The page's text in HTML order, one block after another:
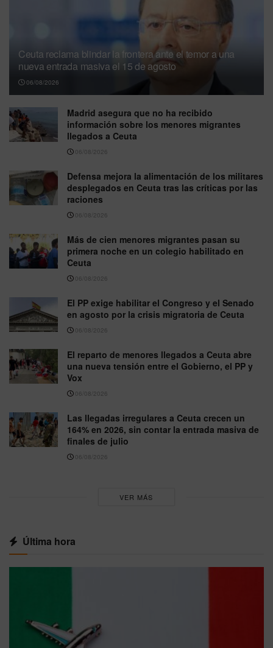
Ceuta reclama blindar la frontera ante el temor a una
nueva entrada masiva el 15 de agosto
06/08/2026
Madrid asegura que no ha recibido
información sobre los menores migrantes
llegados a Ceuta
06/08/2026
Defensa mejora la alimentación de los militares
desplegados en Ceuta tras las críticas por las
raciones
06/08/2026
Más de cien menores migrantes pasan su
primera noche en un colegio habilitado en
Ceuta
06/08/2026
El PP exige habilitar el Congreso y el Senado
en agosto por la crisis migratoria de Ceuta
06/08/2026
El reparto de menores llegados a Ceuta abre
una nueva tensión entre el Gobierno, el PP y
Vox
06/08/2026
Las llegadas irregulares a Ceuta crecen un
164% en 2026, sin contar la entrada masiva de
finales de julio
06/08/2026
VER MÁS
Última hora